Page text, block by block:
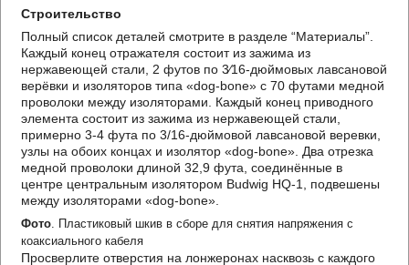
Строительство
Полный список деталей смотрите в разделе “Материалы”.
Каждый конец отражателя состоит из зажима из
нержавеющей стали, 2 футов по 3⁄16-дюймовых лавсановой
верёвки и изоляторов типа «dog-bone» с 70 футами медной
проволоки между изоляторами. Каждый конец приводного
элемента состоит из зажима из нержавеющей стали,
примерно 3-4 фута по 3/16-дюймовой лавсановой веревки,
узлы на обоих концах и изолятор «dog-bone». Два отрезка
медной проволоки длиной 32,9 фута, соединённые в
центре центральным изолятором Budwig HQ-1, подвешены
между изоляторами «dog-bone».
Фото. Пластиковый шкив в сборе для снятия напряжения с
коаксиального кабеля
Просверлите отверстия на лонжеронах насквозь с каждого